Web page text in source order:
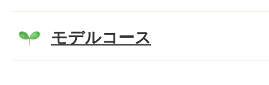
モデルコース